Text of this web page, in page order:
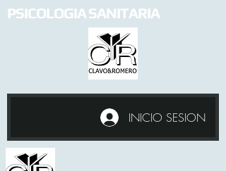
INICIO SESION
PSICOLOGIA SANITARIA